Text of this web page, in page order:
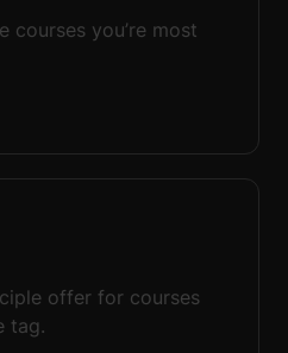
courses you’re most
offer for courses
tag.